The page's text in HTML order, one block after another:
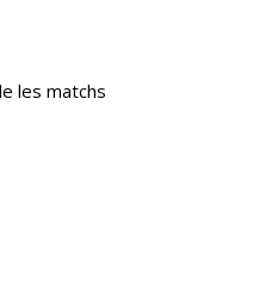
les matchs